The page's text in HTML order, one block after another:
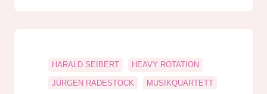
HARALD SEIBERT HEAVY ROTATION
JÜRGEN RADESTOCK MUSIKQUARTETT